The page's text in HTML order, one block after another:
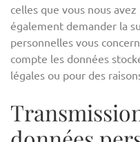
celles que vous nous
également demander la
personnelles vous
compte les données
légales ou pour des